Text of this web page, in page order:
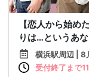
【恋人から始
りは…というあ
横浜駅周辺 |
受付終了まで